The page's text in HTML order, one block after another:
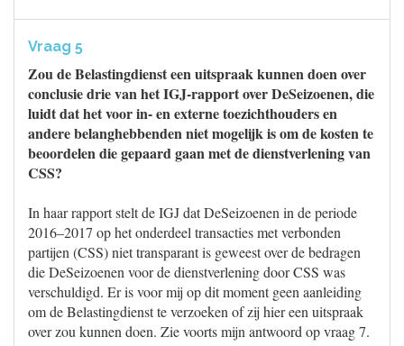
Vraag 5
Zou de Belastingdienst een uitspraak kunnen doen over
conclusie drie van het IGJ-rapport over DeSeizoenen, die
luidt dat het voor in- en externe toezichthouders en
andere belanghebbenden niet mogelijk is om de kosten te
beoordelen die gepaard gaan met de dienstverlening van
CSS?
In haar rapport stelt de IGJ dat DeSeizoenen in de periode
2016–2017 op het onderdeel transacties met verbonden
partijen (CSS) niet transparant is geweest over de bedragen
die DeSeizoenen voor de dienstverlening door CSS was
verschuldigd. Er is voor mij op dit moment geen aanleiding
om de Belastingdienst te verzoeken of zij hier een uitspraak
over zou kunnen doen. Zie voorts mijn antwoord op vraag 7.